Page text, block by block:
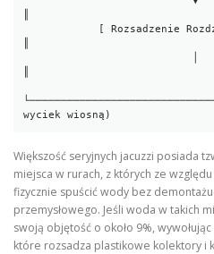
Większość seryjnych jacuzzi posiada
miejsca w rurach, z których ze
fizycznie spuścić wody bez
przemysłowego. Jeśli woda w takich
swoją objętość o około 9%,
które rozsadza plastikowe kolektory i